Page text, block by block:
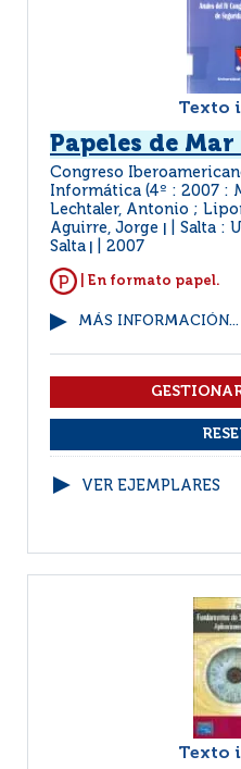
Texto
Papeles de
Congreso
Informática (4º : 2007 :
Lechtaler, Antonio ;
Aguirre, Jorge
Salta :
Salta
2007
| En formato papel.
MÁS INFORMACIÓN...
VER EJEMPLARES
Texto